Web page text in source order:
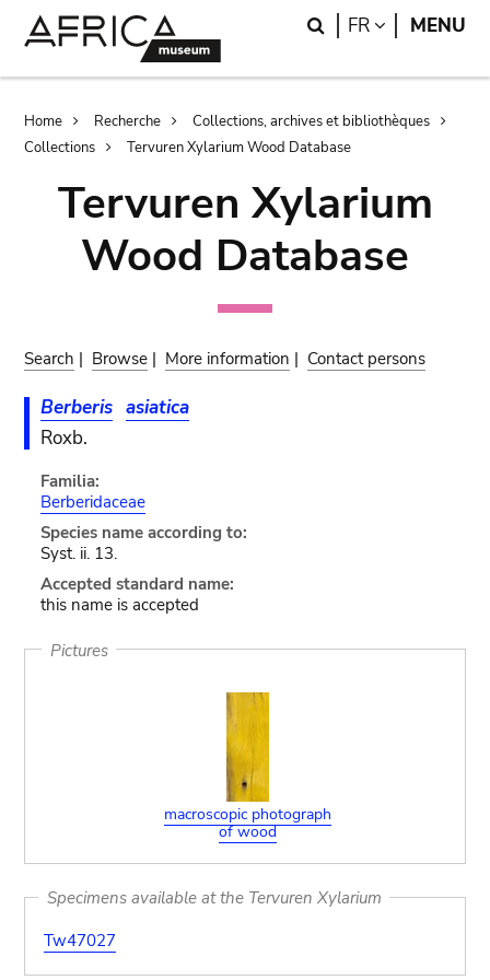
Search
FR LANGUAGE
MENU
Breadcrumb
Home Recherche
Collections, archives et bibliothèques
Collections
Tervuren Xylarium Wood Database
Tervuren Xylarium
Wood Database
Search | Browse | More information | Contact persons
Berberis asiatica
Roxb.
Familia:
Berberidaceae
Species name according to:
Syst. ii. 13.
Accepted standard name:
this name is accepted
Pictures
macroscopic photograph
of wood
Specimens available at the Tervuren Xylarium
Tw47027